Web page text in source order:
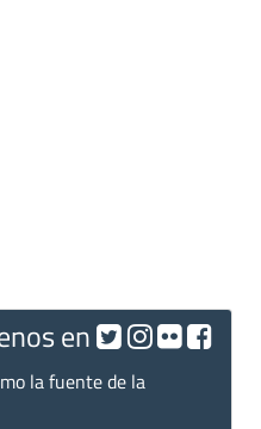
en
la fuente de la